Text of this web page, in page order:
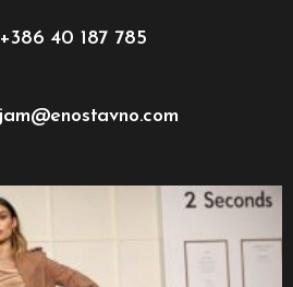
Najuspešnejši e-
naključju. Raziskave kažejo,
produktne fotografije
+386 40 187 785